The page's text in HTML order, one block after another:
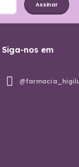
Assinar
Siga-nos em